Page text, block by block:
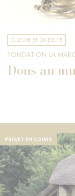
FRANCE
CULTURE ET DIVERSITÉ
FONDATION LA
Dons au
PROJET EN COURS